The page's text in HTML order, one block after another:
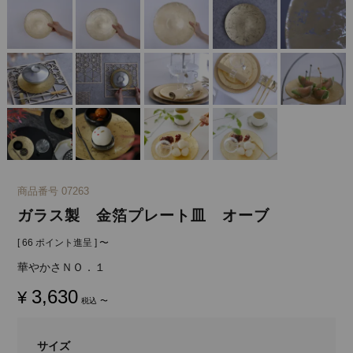
商品番号 07263
ガラス製 金箔プレート皿 オーブ
[ 66 ポイント進呈 ] 〜
華やかさＮＯ．１
¥ 3,630 税込 〜
サイズ